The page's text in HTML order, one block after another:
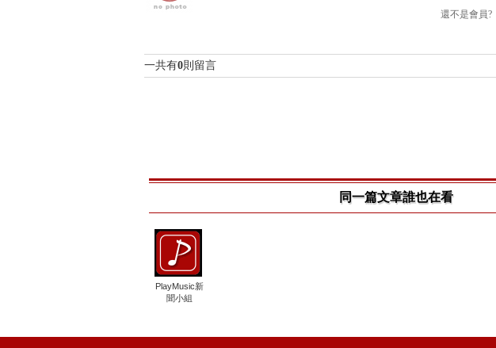
還不是會員?
一共有0則留言
同一篇文章誰也在看
PlayMusic新
聞小組